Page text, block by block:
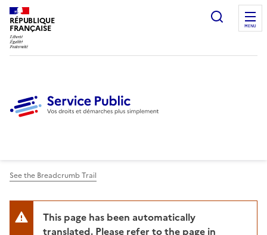
RÉPUBLIQUE
FRANÇAISE
Ouvrir
MENU
See the Breadcrumb Trail
This page has been automatically
translated. Please refer to the page in